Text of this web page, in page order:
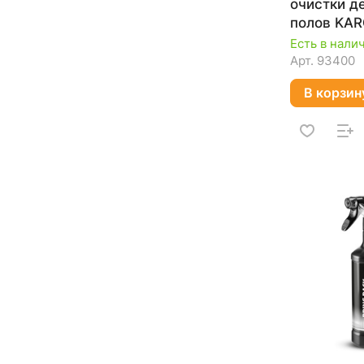
очистки
полов
535, 500
942.0
Есть в
Арт. 93400
В